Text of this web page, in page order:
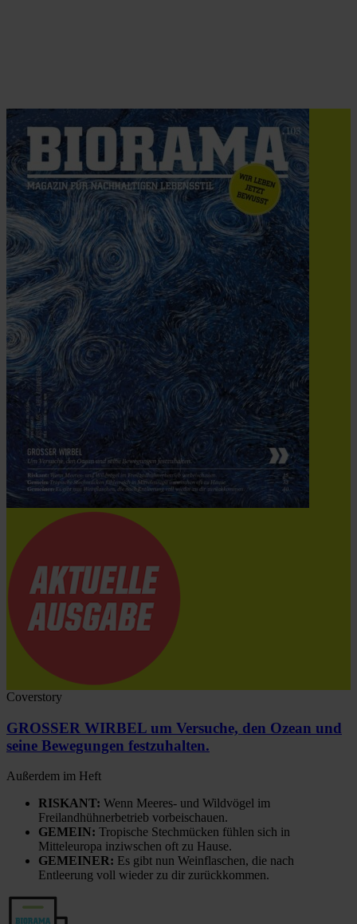
Coverstory
GROSSER WIRBEL um Versuche, den Ozean und
seine Bewegungen festzuhalten.
Außerdem im Heft
RISKANT: Wenn Meeres- und Wildvögel im
Freilandhühnerbetrieb vorbeischauen.
GEMEIN: Tropische Stechmücken fühlen sich in
Mitteleuropa inziwschen oft zu Hause.
GEMEINER: Es gibt nun Weinflaschen, die nach
Entleerung voll wieder zu dir zurückkommen.